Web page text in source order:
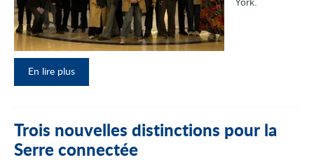
En lire plus
Trois nouvelles distinctions pour la
Serre connectée